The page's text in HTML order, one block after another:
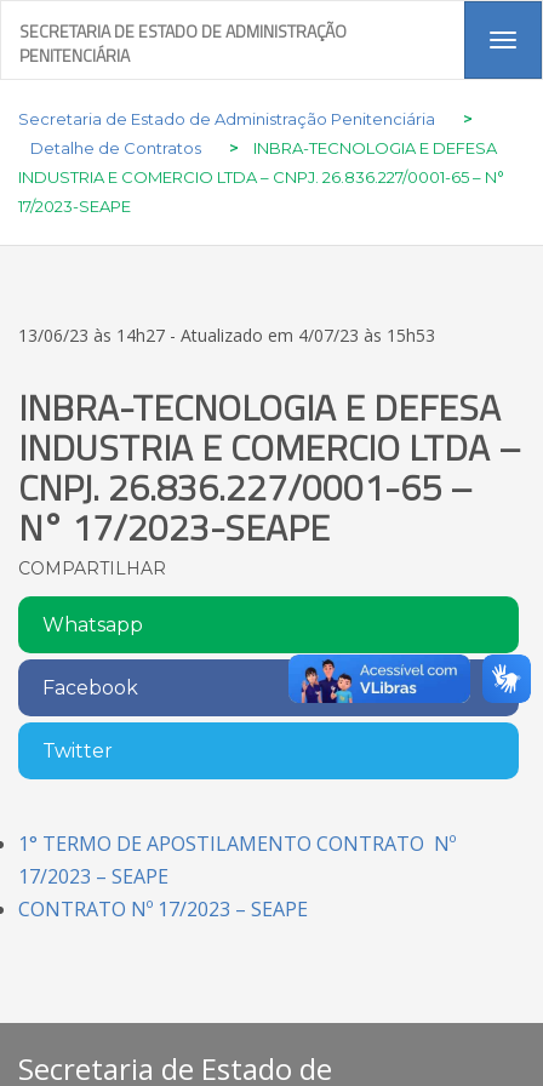
SECRETARIA DE ESTADO DE ADMINISTRAÇÃO
PENITENCIÁRIA
Secretaria de Estado de Administração Penitenciária
>
Detalhe de Contratos
>
INBRA-TECNOLOGIA E DEFESA
INDUSTRIA E COMERCIO LTDA – CNPJ. 26.836.227/0001-65 – N°
17/2023-SEAPE
13/06/23 às 14h27 - Atualizado em 4/07/23 às 15h53
INBRA-TECNOLOGIA E DEFESA
INDUSTRIA E COMERCIO LTDA –
CNPJ. 26.836.227/0001-65 –
N° 17/2023-SEAPE
COMPARTILHAR
Whatsapp
Facebook
Twitter
1° TERMO DE APOSTILAMENTO CONTRATO Nº
17/2023 – SEAPE
CONTRATO Nº 17/2023 – SEAPE
Secretaria de Estado de